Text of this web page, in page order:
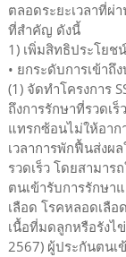
ตลอดระยะเวลาที่ผ่
ที่สำคัญ ดังนี้
1) เพิ่มสิทธิประโยช
• ยกระดับการเข้าถึ
(1) จัดทำโครงการ
ถึงการรักษาที่รวดเ
แทรกซ้อนไม่ให้อาก
เวลาการพักฟื้นส่งผ
รวดเร็ว โดยสามา
ตนเข้ารับการรักษา
เลือด โรคหลอดเลือ
เนื้อที่มดลูกหรือรังไ
2567) ผู้ประกันตนเ